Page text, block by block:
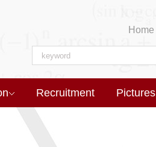
Home
Recruitment Pictures